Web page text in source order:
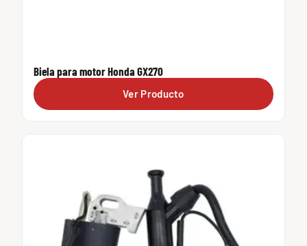
Biela para motor Honda GX270
Ver Producto